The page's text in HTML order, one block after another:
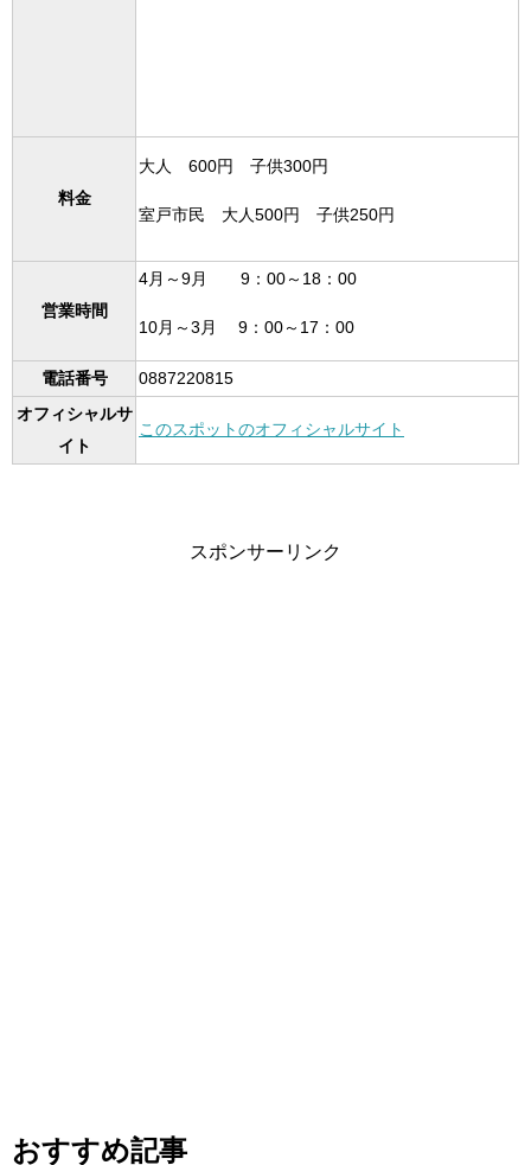
料金
大人 600円 子供300円
室戸市民 大人500円 子供250円
営業時間
4月～9月 9：00～18：00
10月～3月 9：00～17：00
電話番号
0887220815
オフィシャルサ
イト
このスポットのオフィシャルサイト
スポンサーリンク
おすすめ記事